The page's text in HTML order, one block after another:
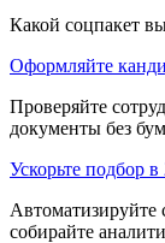
Какой соцпакет
Оформляйте
Проверяйте
документы без
Ускорьте подбор в
Автоматизируйте
собирайте